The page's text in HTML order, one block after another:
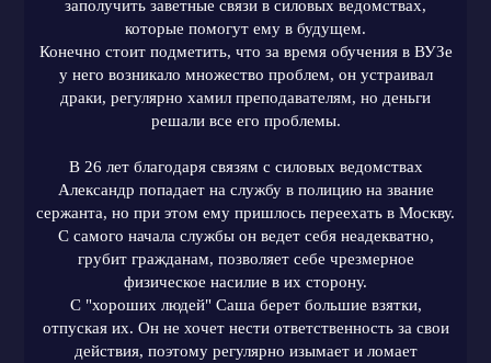
заполучить заветные связи в силовых ведомствах,
которые помогут ему в будущем.
Конечно стоит подметить, что за время обучения в ВУЗе
у него возникало множество проблем, он устраивал
драки, регулярно хамил преподавателям, но деньги
решали все его проблемы.
В 26 лет благодаря связям с силовых ведомствах
Александр попадает на службу в полицию на звание
сержанта, но при этом ему пришлось переехать в Москву.
С самого начала службы он ведет себя неадекватно,
грубит гражданам, позволяет себе чрезмерное
физическое насилие в их сторону.
С "хороших людей" Саша берет большие взятки,
отпуская их. Он не хочет нести ответственность за свои
действия, поэтому регулярно изымает и ломает